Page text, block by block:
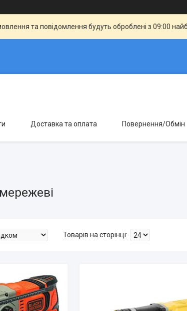
та повідомлення будуть оброблені з 09:00
Доставка та оплата Повернення/Обмін